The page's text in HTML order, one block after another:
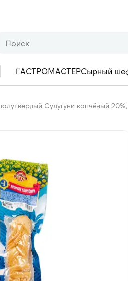
ГАСТРОМАСТЕРСырный
Сулугуни копчёный 20%,